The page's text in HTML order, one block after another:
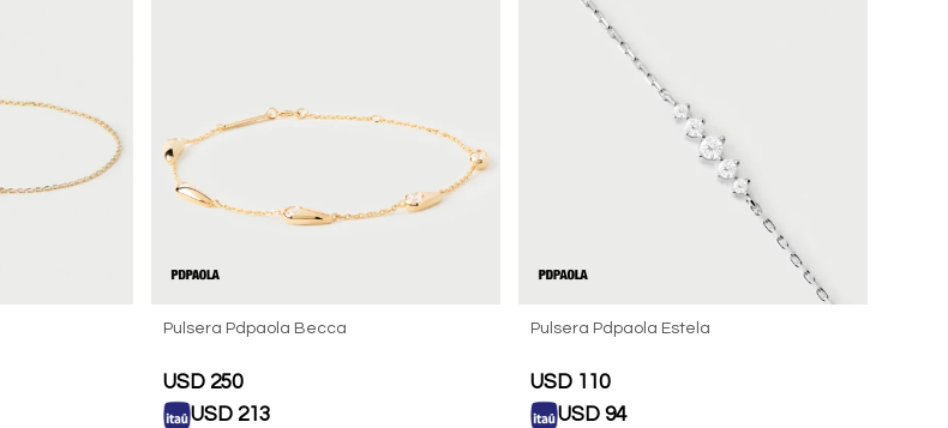
Pulsera Pdpaola Becca
USD 250
USD 213
Pulsera Pdpaola Estela
USD 110
USD 94